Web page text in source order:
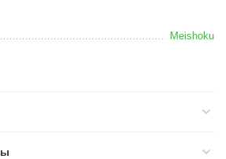
Meishoku